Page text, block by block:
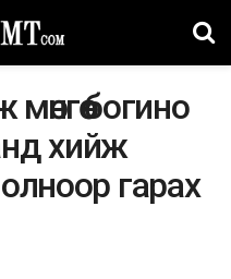
бoгинo
хийж
гapax